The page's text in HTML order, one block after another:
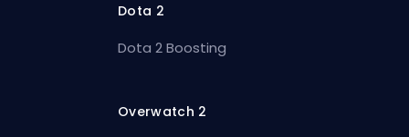
Dota 2
Dota 2 Boosting
Overwatch 2